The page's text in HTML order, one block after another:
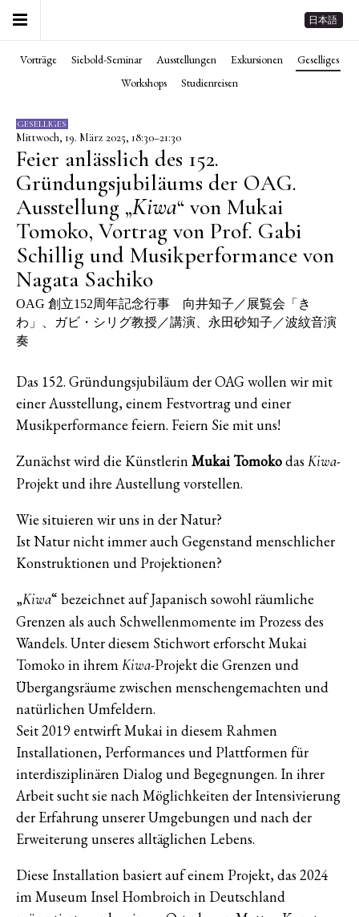
日本語
Vorträge Siebold-Seminar Ausstellungen Exkursionen
Geselliges
Workshops
Studienreisen
GESELLIGES
Mittwoch, 19. März 2025, 18:30–21:30
Feier anlässlich des 152.
Gründungsjubiläums der OAG.
Ausstellung „Kiwa“ von Mukai
Tomoko, Vortrag von Prof. Gabi
Schillig und Musikperformance von
Nagata Sachiko
OAG 創立152周年記念行事 向井知子／展覧会「き
わ」、ガビ・シリグ教授／講演、永田砂知子／波紋音演
奏
Das 152. Gründungsjubiläum der OAG wollen wir mit
einer Ausstellung, einem Festvortrag und einer
Musikperformance feiern. Feiern Sie mit uns!
Zunächst wird die KünstlerinMukai Tomokodas Kiwa-
Projekt und ihre Austellung vorstellen.
Wie situieren wir uns in der Natur?
Ist Natur nicht immer auch Gegenstand menschlicher
Konstruktionen und Projektionen?
„Kiwa“ bezeichnet auf Japanisch sowohl räumliche
Grenzen als auch Schwellenmomente im Prozess des
Wandels. Unter diesem Stichwort erforscht Mukai
Tomoko in ihremKiwa-Projekt die Grenzen und
Übergangsräume zwischen menschengemachten und
natürlichen Umfeldern.
Seit 2019 entwirft Mukai in diesem Rahmen
Installationen, Performances und Plattformen für
interdisziplinären Dialog und Begegnungen. In ihrer
Arbeit sucht sie nach Möglichkeiten der Intensivierung
der Erfahrung unserer Umgebungen und nach der
Erweiterung unseres alltäglichen Lebens.
Diese Installation basiert auf einem Projekt, das 2024
im Museum Insel Hombroich in Deutschland